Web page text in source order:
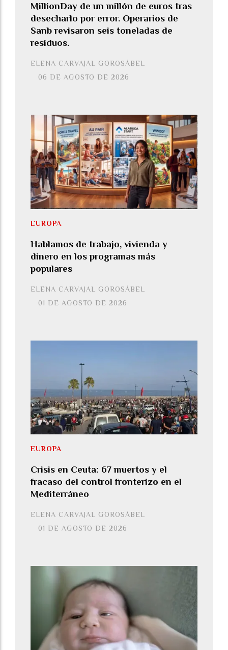
MillionDay de un millón de euros tras
desecharlo por error. Operarios de
Sanb revisaron seis toneladas de
residuos.
ELENA CARVAJAL GOROSÁBEL
06 DE AGOSTO DE 2026
Hablamos de trabajo, vivienda y
dinero en los programas más
populares
ELENA CARVAJAL GOROSÁBEL
EUROPA
01 DE AGOSTO DE 2026
Crisis en Ceuta: 67 muertos y el
fracaso del control fronterizo en el
Mediterráneo
ELENA CARVAJAL GOROSÁBEL
EUROPA
01 DE AGOSTO DE 2026